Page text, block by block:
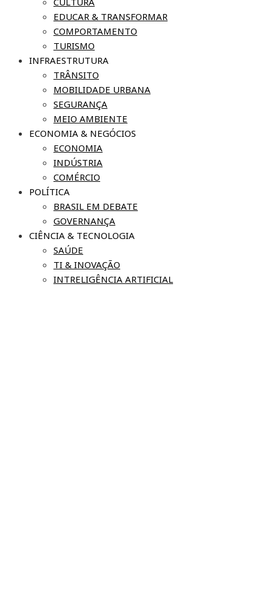
EDUCAR & TRANSFORMAR
COMPORTAMENTO
TURISMO
INFRAESTRUTURA
TRÂNSITO
MOBILIDADE URBANA
SEGURANÇA
MEIO AMBIENTE
ECONOMIA & NEGÓCIOS
ECONOMIA
INDÚSTRIA
COMÉRCIO
POLÍTICA
BRASIL EM DEBATE
GOVERNANÇA
CIÊNCIA & TECNOLOGIA
SAÚDE
TI & INOVAÇÃO
INTRELIGÊNCIA ARTIFICIAL